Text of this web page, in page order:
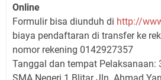
Online
Formulir bisa diunduh di http://
biaya pendaftaran di transfer ke
nomor rekening 0142927357
Tanggal dan tempat Pelaksanaan: